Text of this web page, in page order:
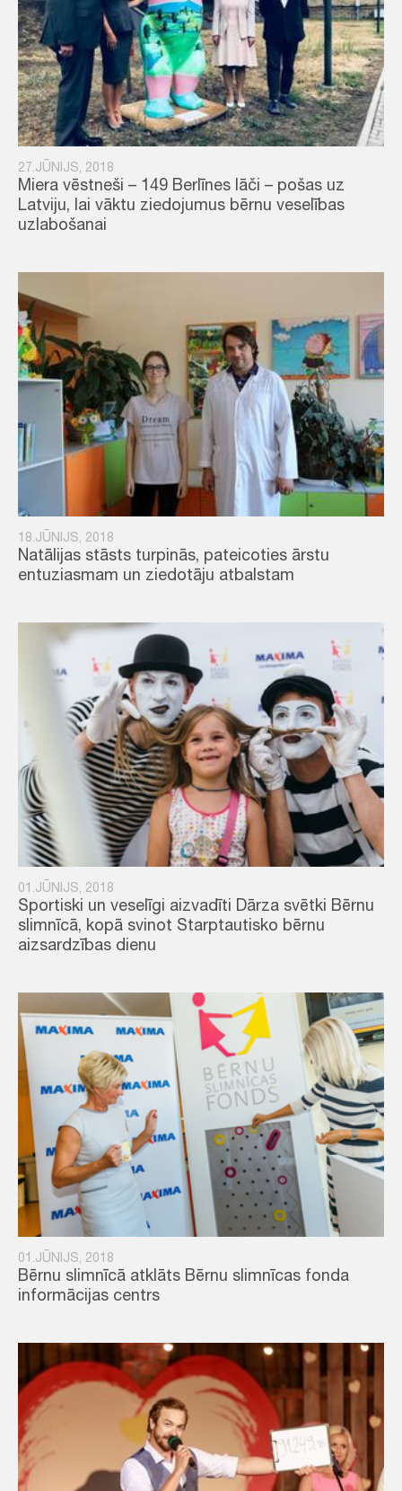
27.JŪNIJS, 2018
Miera vēstneši – 149 Berlīnes lāči – pošas uz
Latviju, lai vāktu ziedojumus bērnu veselības
uzlabošanai
18.JŪNIJS, 2018
Natālijas stāsts turpinās, pateicoties ārstu
entuziasmam un ziedotāju atbalstam
01.JŪNIJS, 2018
Sportiski un veselīgi aizvadīti Dārza svētki Bērnu
slimnīcā, kopā svinot Starptautisko bērnu
aizsardzības dienu
01.JŪNIJS, 2018
Bērnu slimnīcā atklāts Bērnu slimnīcas fonda
informācijas centrs